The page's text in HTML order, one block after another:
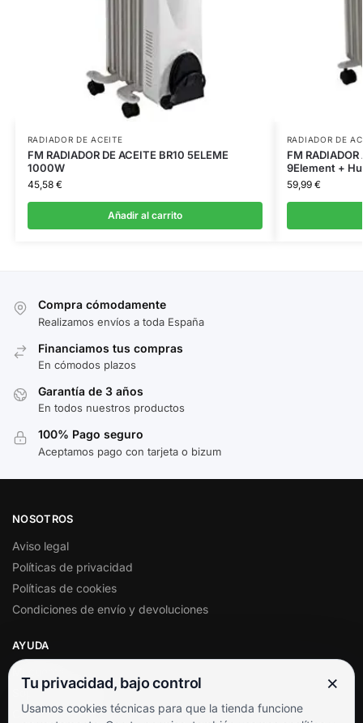
RADIADOR DE ACEITE
FM RADIADOR DE ACEITE BR10 5ELEME
1000W
45,58 €
Añadir al carrito
RADIADOR DE
FM
9Element +
59,99 €
Compra cómodamente
Realizamos envíos a toda España
Financiamos tus compras
En cómodos plazos
Garantía de 3 años
En todos nuestros productos
100% Pago seguro
Aceptamos pago con tarjeta o bizum
NOSOTROS
Aviso legal
Políticas de privacidad
Políticas de cookies
Condiciones de envío y devoluciones
AYUDA
Soporte al cliente
Contacto
Tu privacidad, bajo control ×
Usamos cookies técnicas para que la tienda funcione